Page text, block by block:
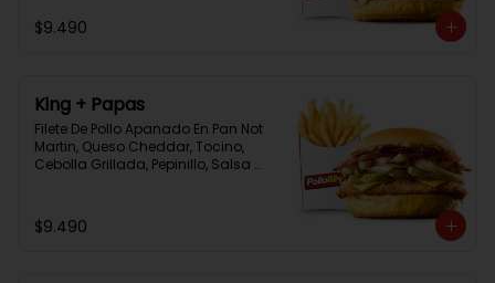
$9.490
King + Papas
Filete De Pollo Apanado En Pan Not
Martin, Queso Cheddar, Tocino,
Cebolla Grillada, Pepinillo, Salsa
$9.490